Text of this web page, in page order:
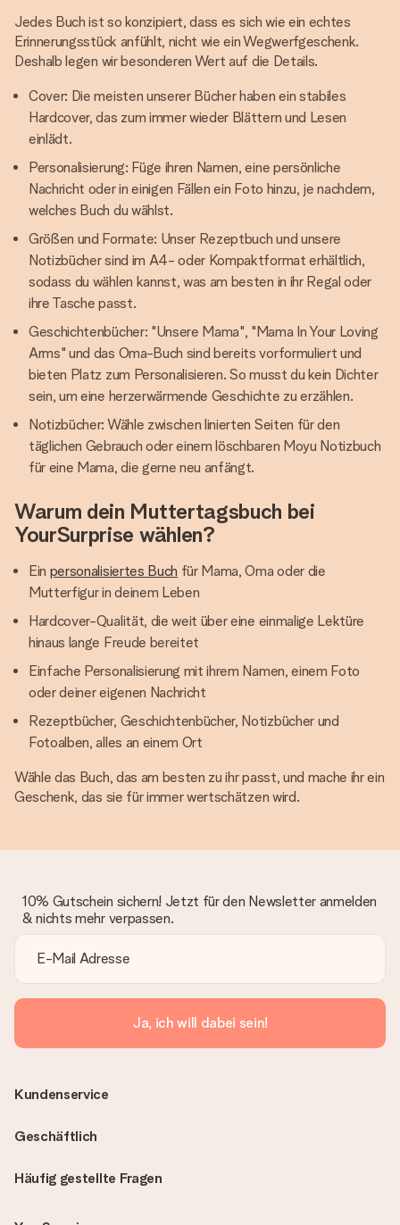
Jedes Buch ist so konzipiert, dass es sich wie ein echtes
Erinnerungsstück anfühlt, nicht wie ein Wegwerfgeschenk.
Deshalb legen wir besonderen Wert auf die Details.
Cover: Die meisten unserer Bücher haben ein stabiles
Hardcover, das zum immer wieder Blättern und Lesen
einlädt.
Personalisierung: Füge ihren Namen, eine persönliche
Nachricht oder in einigen Fällen ein Foto hinzu, je nachdem,
welches Buch du wählst.
Größen und Formate: Unser Rezeptbuch und unsere
Notizbücher sind im A4- oder Kompaktformat erhältlich,
sodass du wählen kannst, was am besten in ihr Regal oder
ihre Tasche passt.
Geschichtenbücher: "Unsere Mama", "Mama In Your Loving
Arms" und das Oma-Buch sind bereits vorformuliert und
bieten Platz zum Personalisieren. So musst du kein Dichter
sein, um eine herzerwärmende Geschichte zu erzählen.
Notizbücher: Wähle zwischen linierten Seiten für den
täglichen Gebrauch oder einem löschbaren Moyu Notizbuch
für eine Mama, die gerne neu anfängt.
Warum dein Muttertagsbuch bei
YourSurprise wählen?
Ein personalisiertes Buch für Mama, Oma oder die
Mutterfigur in deinem Leben
Hardcover-Qualität, die weit über eine einmalige Lektüre
hinaus lange Freude bereitet
Einfache Personalisierung mit ihrem Namen, einem Foto
oder deiner eigenen Nachricht
Rezeptbücher, Geschichtenbücher, Notizbücher und
Fotoalben, alles an einem Ort
Wähle das Buch, das am besten zu ihr passt, und mache ihr ein
Geschenk, das sie für immer wertschätzen wird.
10% Gutschein sichern! Jetzt für den Newsletter anmelden
& nichts mehr verpassen.
Ja, ich will dabei sein!
Häufig gestellte Fragen
Kundenservice
Geschäftlich